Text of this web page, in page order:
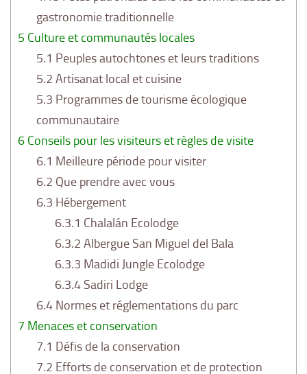
gastronomie traditionnelle
5 Culture et communautés locales
5.1 Peuples autochtones et leurs traditions
5.2 Artisanat local et cuisine
5.3 Programmes de tourisme écologique
communautaire
6 Conseils pour les visiteurs et règles de visite
6.1 Meilleure période pour visiter
6.2 Que prendre avec vous
6.3 Hébergement
6.3.1 Chalalán Ecolodge
6.3.2 Albergue San Miguel del Bala
6.3.3 Madidi Jungle Ecolodge
6.3.4 Sadiri Lodge
6.4 Normes et réglementations du parc
7 Menaces et conservation
7.1 Défis de la conservation
7.2 Efforts de conservation et de protection